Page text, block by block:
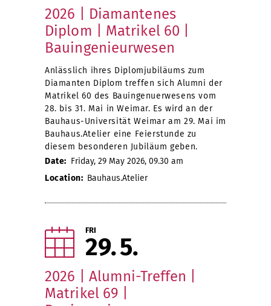
2026 | Diamantenes
Diplom | Matrikel 60 |
Bauingenieurwesen
Anlässlich ihres Diplomjubiläums zum
Diamanten Diplom treffen sich Alumni der
Matrikel 60 des Bauingenuerwesens vom
28. bis 31. Mai in Weimar. Es wird an der
Bauhaus-Universität Weimar am 29. Mai im
Bauhaus.Atelier eine Feierstunde zu
diesem besonderen Jubiläum geben.
Date: Friday, 29 May 2026, 09.30 am
Location: Bauhaus.Atelier
FRI
29 5
2026 | Alumni-Treffen |
Matrikel 69 |